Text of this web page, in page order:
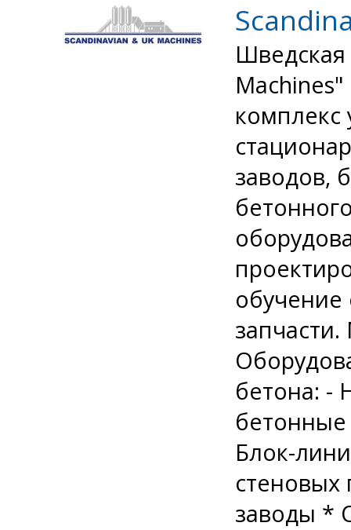
комплекс
заводов,
обучение
бетона: -
Блок-
заводы *